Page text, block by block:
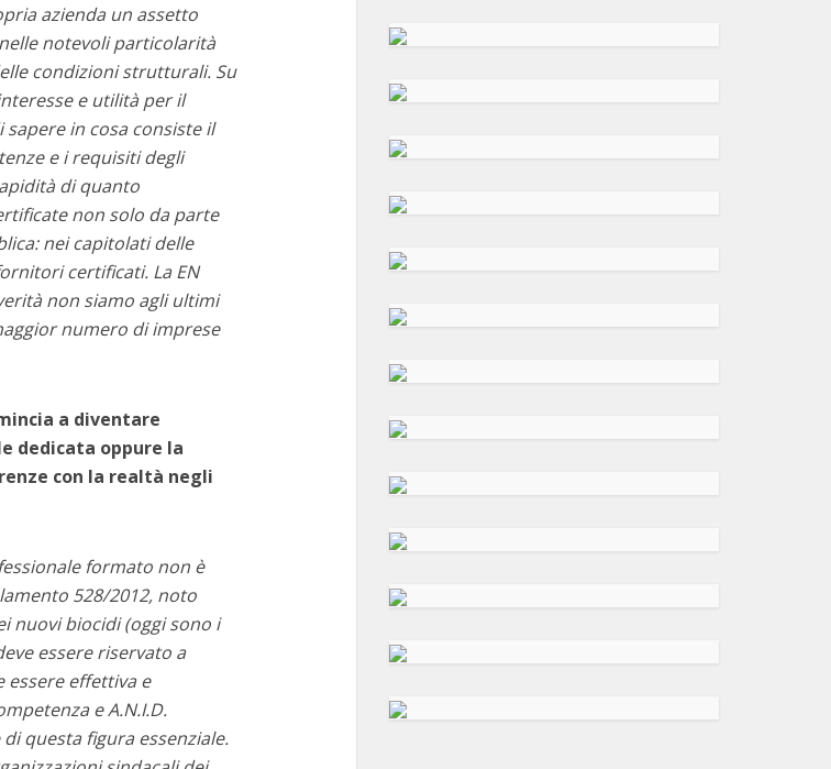
azienda un assetto
notevoli particolarità
condizioni strutturali. Su
e utilità per il
in cosa consiste il
e i requisiti degli
di quanto
non solo da parte
nei capitolati delle
certificati. La EN
non siamo agli ultimi
numero di imprese
a diventare
dedicata oppure la
con la realtà negli
formato non è
528/2012, noto
nuovi biocidi (oggi sono i
essere riservato a
essere effettiva e
e A.N.I.D.
questa figura essenziale.